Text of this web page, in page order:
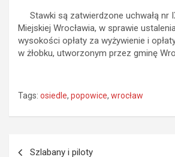
Stawki są zatwierdzone uchwałą nr
Miejskiej Wrocławia, w sprawie
wysokości opłaty za wyżywienie i
w żłobku, utworzonym przez gminę
Tags: osiedle, popowice, wrocław
Szlabany i piloty